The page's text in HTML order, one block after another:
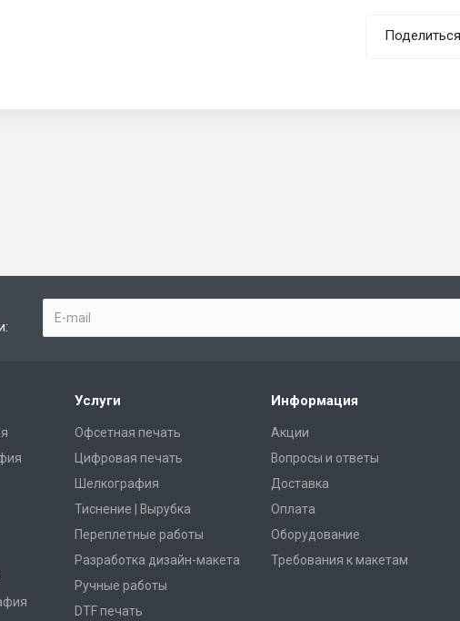
Поделиться
Услуги
Офсетная печать
Цифровая печать
Шелкография
Тиснение | Вырубка
Переплетные работы
Разработка дизайн-макета
Ручные работы
DTF печать
Информация
Акции
Вопросы и ответы
Доставка
Оплата
Оборудование
Требования к макетам